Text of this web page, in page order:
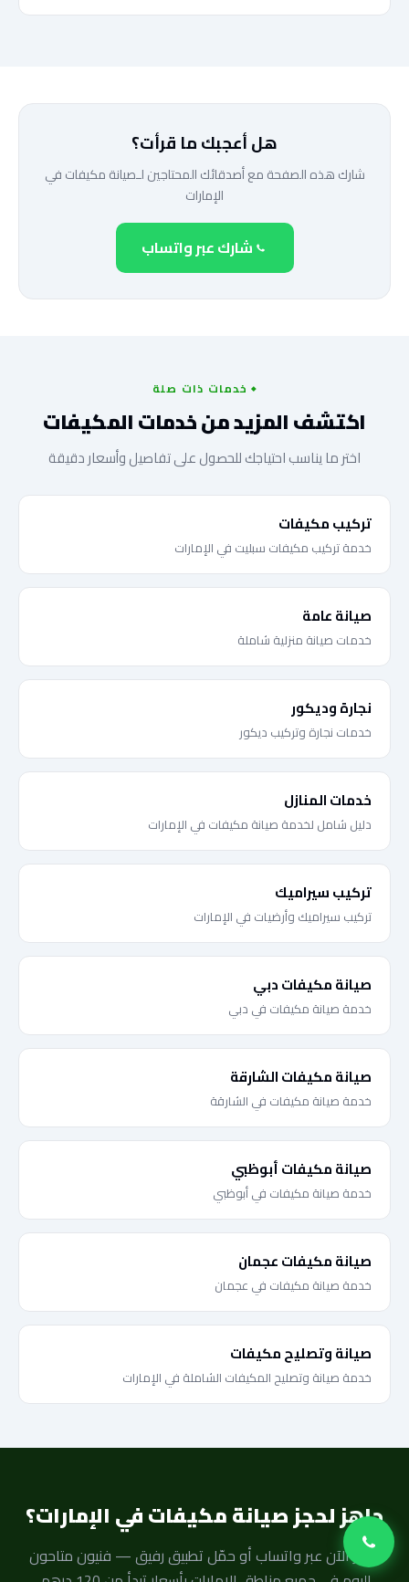
هل أعجبك ما قرأت؟
شارك هذه الصفحة مع أصدقائك المحتاجين لـصيانة مكيفات في
الإمارات
شارك عبر واتساب
خدمات ذات صلة
اكتشف المزيد من خدمات المكيفات
اختر ما يناسب احتياجك للحصول على تفاصيل وأسعار دقيقة
تركيب مكيفات
خدمة تركيب مكيفات سبليت في الإمارات
صيانة عامة
خدمات صيانة منزلية شاملة
نجارة وديكور
خدمات نجارة وتركيب ديكور
خدمات المنازل
دليل شامل لخدمة صيانة مكيفات في الإمارات
تركيب سيراميك
تركيب سيراميك وأرضيات في الإمارات
صيانة مكيفات دبي
خدمة صيانة مكيفات في دبي
صيانة مكيفات الشارقة
خدمة صيانة مكيفات في الشارقة
صيانة مكيفات أبوظبي
خدمة صيانة مكيفات في أبوظبي
صيانة مكيفات عجمان
خدمة صيانة مكيفات في عجمان
صيانة وتصليح مكيفات
خدمة صيانة وتصليح المكيفات الشاملة في الإمارات
جاهز لحجز صيانة مكيفات في الإمارات؟
احجز الآن عبر واتساب أو حمّل تطبيق رفيق — فنيون متاحون